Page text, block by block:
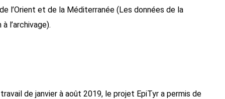
l’Orient et de la Méditerranée (Les données de la
l’archivage).
de janvier à août 2019, le projet EpiTyr a permis de